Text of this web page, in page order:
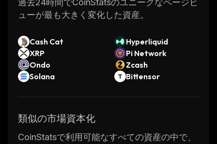
過去24時間でCoinStatsのユニークなページビ
ューが最も大きく変化した資産。
Cash Cat
Hyperliquid
XRP
Pi Network
Ondo
Zcash
Solana
Bittensor
類似の市場資本化
CoinStatsで利用可能なすべての資産の中で、